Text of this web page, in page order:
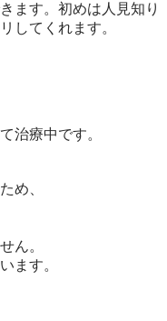
ます。初めは人見知り
してくれます。
治療中です。
め、
ん。
ます。